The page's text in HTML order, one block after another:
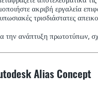
ακριβή εργαλεία
τρισδιάστατες
ανάπτυξη πρωτοτύπων,
Alias Concept